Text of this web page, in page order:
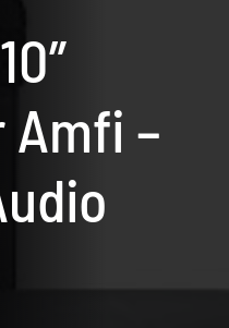
Amfi –